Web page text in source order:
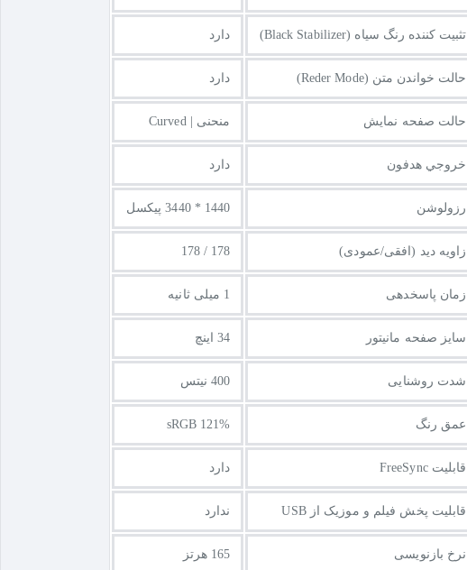
تثبیت کننده رنگ سیاه (Black Stabilizer) دارد
حالت خواندن متن (Reder Mode) دارد
حالت صفحه نمایش منحنی | Curved
خروجي هدفون دارد
رزولوشن 1440 * 3440 پیکسل
زاویه دید (افقی/عمودی) 178 / 178
زمان پاسخدهی 1 میلی ثانیه
سایز صفحه مانیتور 34 اینچ
شدت روشنایی 400 نیتس
عمق رنگ sRGB 121%
قابلیت FreeSync دارد
قابلیت پخش فیلم و موزیک از USB ندارد
نرخ بازنویسی 165 هرتز